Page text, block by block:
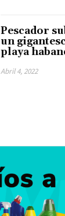
Pescador
un
playa
Abril 4, 2022